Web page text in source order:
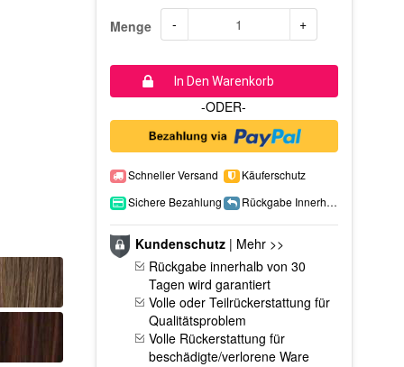
Menge - +
In Den Warenkorb
-ODER-
Schneller Versand
Käuferschutz
Sichere Bezahlung
Rückgabe Innerhalb 15 Tage
Kundenschutz| Mehr >>
Rückgabe innerhalb von 30
Tagen wird garantiert
Volle oder Teilrückerstattung für
Qualitätsproblem
Volle Rückerstattung für
beschädigte/verlorene Ware